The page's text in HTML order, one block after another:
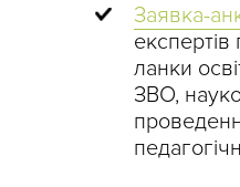
Заявка-
експертів
ланки
ЗВО,